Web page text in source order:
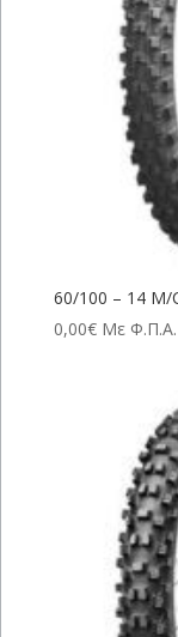
60/100 – 14 M/
0,00€ Με Φ.Π.Α.